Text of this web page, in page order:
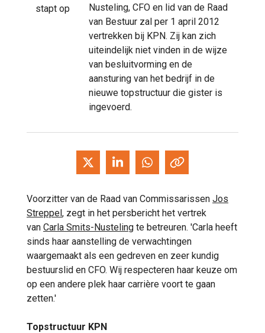
Nusteling, CFO en lid van de Raad
van Bestuur zal per 1 april 2012
vertrekken bij KPN. Zij kan zich
uiteindelijk niet vinden in de wijze
van besluitvorming en de
aansturing van het bedrijf in de
nieuwe topstructuur die gister is
ingevoerd.
Voorzitter van de Raad van Commissarissen Jos
Streppel, zegt in het persbericht het vertrek
van Carla Smits-Nusteling te betreuren. 'Carla heeft
sinds haar aanstelling de verwachtingen
waargemaakt als een gedreven en zeer kundig
bestuurslid en CFO. Wij respecteren haar keuze om
op een andere plek haar carrière voort te gaan
zetten.'
Topstructuur KPN